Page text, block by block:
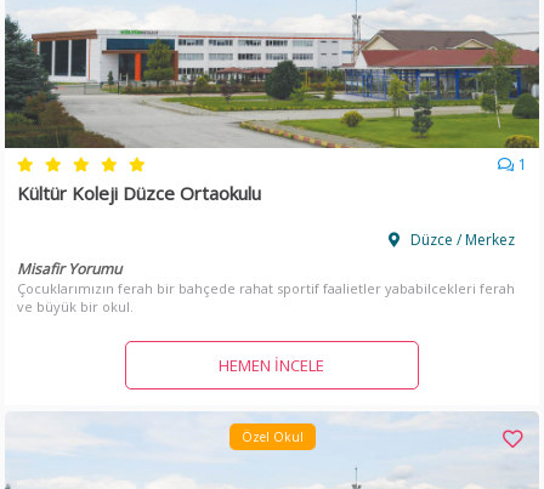
1
Kültür Koleji Düzce Ortaokulu
Düzce / Merkez
Misafir Yorumu
Çocuklarımızın ferah bir bahçede rahat sportif faalietler yababilcekleri ferah
ve büyük bir okul.
HEMEN İNCELE
Özel Okul